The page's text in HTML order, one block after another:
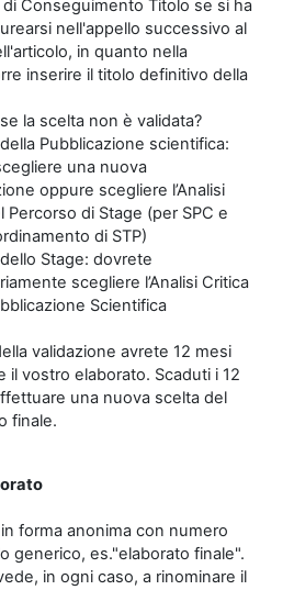
Conseguimento Titolo se si ha
nell'appello successivo al
in quanto nella
inserire il titolo definitivo della
la scelta non è validata?
Pubblicazione scientifica:
una nuova
oppure scegliere l’Analisi
Percorso di Stage (per SPC e
di STP)
Stage: dovrete
scegliere l’Analisi Critica
Scientifica
validazione avrete 12 mesi
il vostro elaborato. Scaduti i 12
una nuova scelta del
finale.
forma anonima con numero
generico, es."elaborato finale".
in ogni caso, a rinominare il